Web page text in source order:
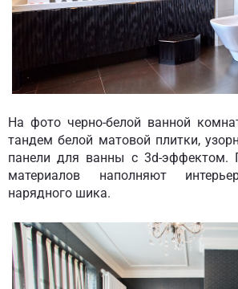
На фото черно-белой ванной
тандем белой матовой плитки,
панели для ванны с 3d-эффектом.
материалов наполняют
нарядного шика.